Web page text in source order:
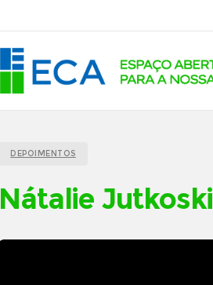
DEPOIMENTOS
Nátalie Jutkoski